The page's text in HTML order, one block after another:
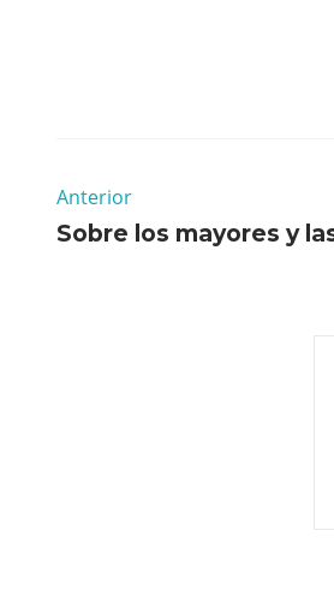
Anterior
Sobre los mayores y